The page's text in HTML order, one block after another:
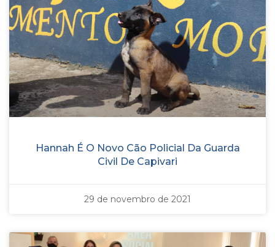
Hannah É O Novo Cão Policial Da Guarda
Civil De Capivari
29 de novembro de 2021